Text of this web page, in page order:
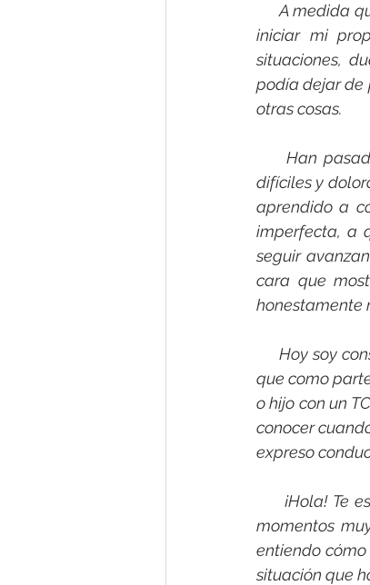
A medida
iniciar mi
situaciones,
podía dejar de
otras cosas.
Han pasado
difíciles y
aprendido a
imperfecta, a
seguir
cara que
honestamente
Hoy soy
que como
o hijo con un
conocer
expreso
¡Hola! Te
momentos
entiendo cómo
situación que